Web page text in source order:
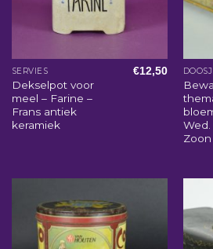
SERVIES
Dekselpot voor
meel – Farine –
Frans antiek
keramiek
€12,50